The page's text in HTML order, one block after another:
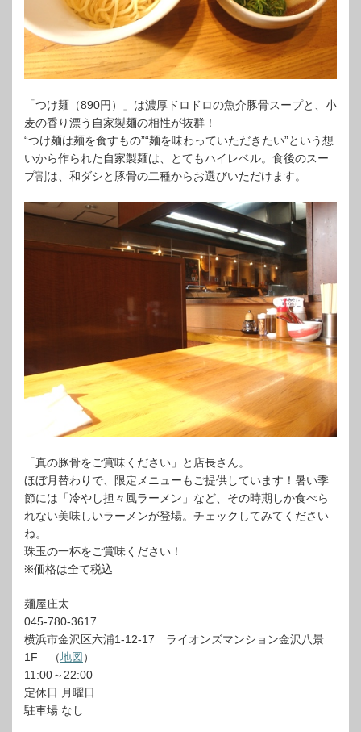
「つけ麺（890円）」は濃厚ドロドロの魚介豚骨スープと、小
麦の香り漂う自家製麺の相性が抜群！
“つけ麺は麺を食すもの”“麺を味わっていただきたい”という想
いから作られた自家製麺は、とてもハイレベル。食後のスー
プ割は、和ダシと豚骨の二種からお選びいただけます。
「真の豚骨をご賞味ください」と店長さん。
ほぼ月替わりで、限定メニューもご提供しています！暑い季
節には「冷やし担々風ラーメン」など、その時期しか食べら
れない美味しいラーメンが登場。チェックしてみてください
ね。
珠玉の一杯をご賞味ください！
※価格は全て税込
麺屋庄太
045-780-3617
横浜市金沢区六浦1-12-17 ライオンズマンション金沢八景
1F （地図 ）
11:00～22:00
定休日 月曜日
駐車場 なし